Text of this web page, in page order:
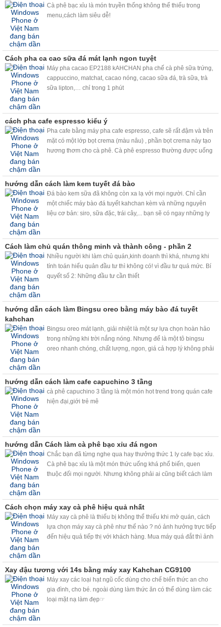
Cà phê bạc xỉu là món truyền thống không thể thiếu trong
menu,cách làm siêu dễ!
Cách pha ca cao sữa đá mát lạnh ngon tuyệt
Máy pha cacao EP2188 kAHCHAN pha chế cà phê sữa trứng,
cappuccino, matchat, cacao nóng, cacao sữa đá, trà sữa, trà
sữa lipton,… chỉ trong 1 phút
cách pha cafe espresso kiểu ý
Pha cafe bằng máy pha cafe espresso, cafe sẽ rất đậm và trên
mặt có một lớp bọt crema (màu nâu) , phần bọt crema này tạo
hương thơm cho cà phê. Cà phê espresso thường được uống
khẩu vị.
hướng dẫn cách làm kem tuyết đá bào
Đá bào kem sữa đã không còn xa lạ với mọi người. Chỉ cần
một chiếc máy bào đá tuyết kahchan kèm và những nguyên
liệu cơ bản: siro, sữa đặc, trái cây,... bạn sẽ có ngay những ly
Cách làm chủ quán thông minh và thành công - phần 2
Nhiều người khi làm chủ quán,kinh doanh thì khá, nhưng khi
tính toán hiểu quản đầu tư thì không có! vì đầu tư quá mức. Bí
quyết số 2: Những đầu tư cần thiết
hướng dẫn cách làm Bingsu oreo bằng máy bào đá tuyết
kahchan
Bingsu oreo mát lạnh, giải nhiệt là một sự lựa chọn hoàn hảo
trong những khi trời nắng nóng. Nhưng để là một tô bingsu
oreo nhanh chóng, chất lượng, ngon, giá cả hợp lý không phải
hướng dẫn cách làm cafe capuchino 3 tầng
cà phê capuchino 3 tầng là một món hot trend trong quán cafe
hiện đại,giới trẻ mê
hướng dẫn Cách làm cà phê bạc xỉu đá ngon
Chắc bạn đã từng nghe qua hay thưởng thức 1 ly cafe bạc xỉu.
Cà phê bạc xỉu là một món thức uống khá phổ biến, quen
thuộc đối mọi người. Nhưng không phải ai cũng biết cách làm
ly cafe bac xỉu ngon như ý.
Cách chọn máy xay cà phê hiệu quả nhất
Máy xay cà phê là thiếu bị không thể thiếu khi mở quán, cách
lựa chọn máy xay cà phê như thế nào ? nó ảnh hưởng trực tiếp
đến hiệu quả tiếp thị với khách hàng. Mua máy quá đắt thì ảnh
Xay đậu tương với 14s bằng máy xay Kahchan CG9100
Máy xay các loại hạt ngũ cốc dùng cho chế biến thức an cho
gia đình, cho bé. ngoài dùng làm thức ăn có thể dùng làm các
loại mặt nạ làm đẹp☞